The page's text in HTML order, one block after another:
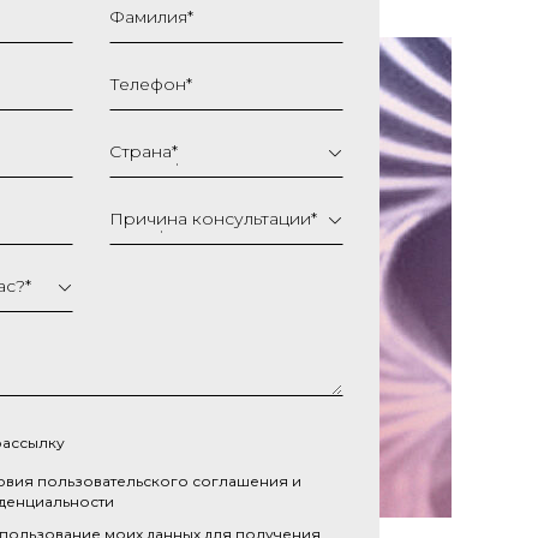
Фамилия*
Телефон*
Страна*
Причина консультации*
*
пользовательского соглашения и
моих данных для получения